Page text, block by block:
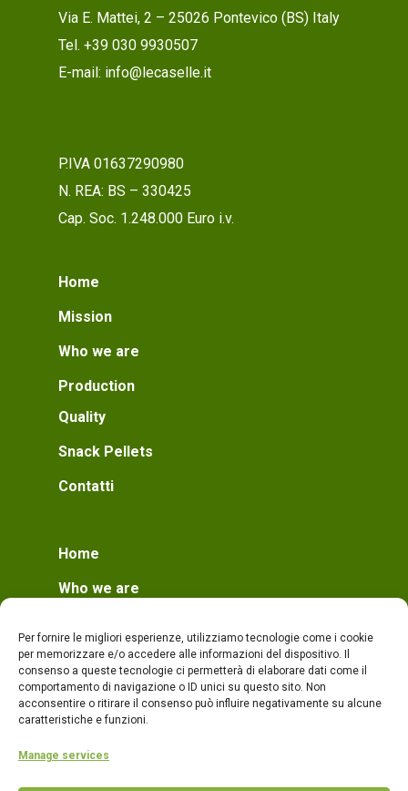
Per fornire le migliori esperienze, utilizziamo tecnologie come i cookie
per memorizzare e/o accedere alle informazioni del dispositivo. Il
consenso a queste tecnologie ci permetterà di elaborare dati come il
comportamento di navigazione o ID unici su questo sito. Non
acconsentire o ritirare il consenso può influire negativamente su alcune
caratteristiche e funzioni.
Manage services
Via E. Mattei, 2 – 25026 Pontevico (BS) Italy
Tel. +39 030 9930507
E-mail: info@lecaselle.it
P.IVA 01637290980
N. REA: BS – 330425
Cap. Soc. 1.248.000 Euro i.v.
Home
Mission
Who we are
Production
Quality
Snack Pellets
Contatti
Home
Who we are
Who we are
Production
Production
Quality